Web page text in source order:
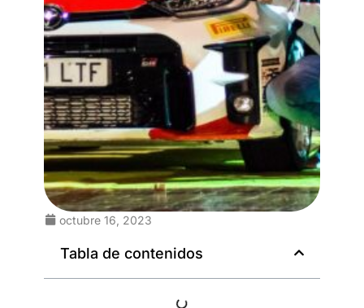
octubre 16, 2023
Tabla de contenidos